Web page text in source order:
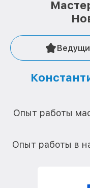
Опыт работы
Опыт работы в